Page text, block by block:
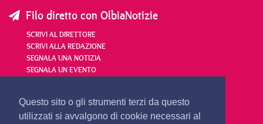
Questo sito o gli strumenti terzi da questo
utilizzati si avvalgono di cookie necessari al
Filo diretto con OlbiaNotizie
SCRIVI AL DIRETTORE
SCRIVI ALLA REDAZIONE
SEGNALA UNA NOTIZIA
SEGNALA UN EVENTO
redazione@olbianotizie.it